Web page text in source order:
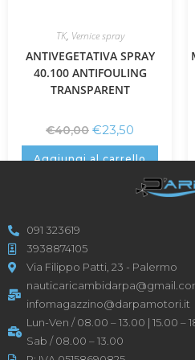
TK, Vernice spray
ANTIVEGETATIVA SPRAY
40.100 ANTIFOULING
TRANSPARENT
€40,00 €23,50
Aggiungi al carrello
091 323619
3938874105
Via Filippo Patti, 23 - Palermo
infomagazzino@darpamotori.it
Lun-Ven / 08.00 – 13.00 | 15.00 –
Sab / 08.00 – 13.00